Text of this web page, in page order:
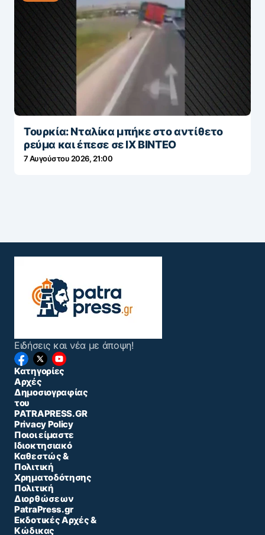
Τουρκία: Νταλίκα μπήκε στο αντίθετο
ρεύμα και έπεσε σε ΙΧ ΒΙΝΤΕΟ
7 Αυγούστου 2026, 21:00
Ειδήσεις και νέα με άποψη!
Κατηγορίες
Αρχές
Δημοσιογραφίας
του
PATRAPRESS.GR
Privacy Policy
Ποιοι είμαστε
Ιδιοκτησιακό
Καθεστώς &
Πολιτική
Χρηματοδότησης
Πολιτική
Διορθώσεων
PatraPress.gr
Εκδοτικές Αρχές &
Κώδικας